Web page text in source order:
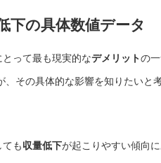
下の具体数値データ
って最も現実的なデメリットの
、その具体的な影響を知りたいと
も収量低下が起こりやすい傾向に